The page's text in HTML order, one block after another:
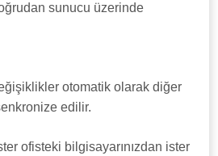
sunucu üzerinde
otomatik olarak diğer
edilir.
ofisteki bilgisayarınızdan ister